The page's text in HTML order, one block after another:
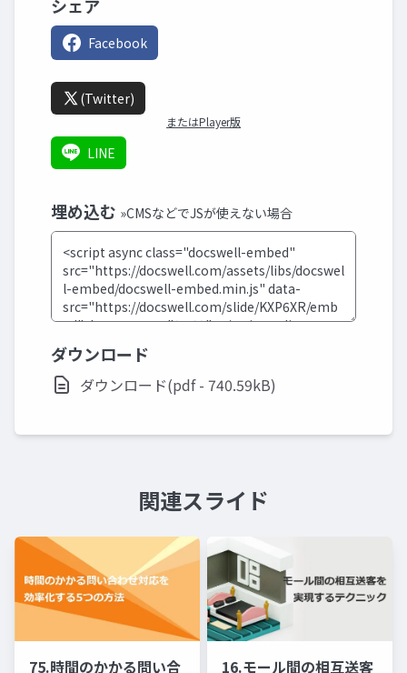
シェア
Facebook
(Twitter)
またはPlayer版
LINE
埋め込む »CMSなどでJSが使えない場合
ダウンロード
ダウンロード(pdf - 740.59kB)
関連スライド
75.時間のかかる問い合
16.モール間の相互送客